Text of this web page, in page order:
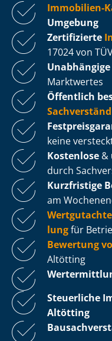
Immobilien-
Umgebung
Zertifizierte
17024 von
Unabhängige
Marktwertes
Öffentlich
keine
Kostenlose &
durch
Kurzfristige
am
lungfür
Bewertung
Altötting
Steuerliche
Altötting